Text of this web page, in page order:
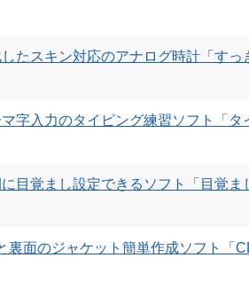
たスキン対応のアナログ時計「すっ
マ字入力のタイピング練習ソフト「
目覚まし設定できるソフト「目覚ま
裏面のジャケット簡単作成ソフト「